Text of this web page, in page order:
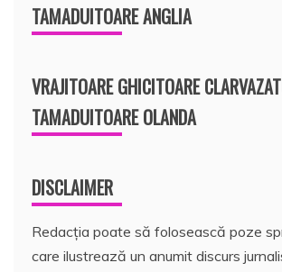
TAMADUITOARE ANGLIA
VRAJITOARE GHICITOARE
TAMADUITOARE OLANDA
DISCLAIMER
Redacția poate să folosească poze
care ilustrează un anumit discurs